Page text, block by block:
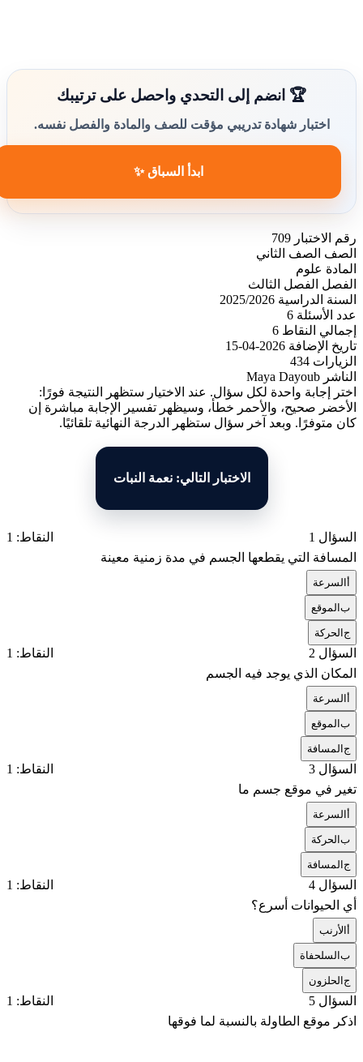
🏆 انضم إلى التحدي واحصل على ترتيبك
اختبار شهادة تدريبي مؤقت للصف والمادة والفصل نفسه.
ابدأ السباق ✨
رقم الاختبار 709
الصف
الصف الثاني
المادة
علوم
الفصل
الفصل الثالث
السنة الدراسية 2025/2026
عدد الأسئلة 6
إجمالي النقاط 6
تاريخ الإضافة 2026-04-15
الزيارات 434
الناشر Maya Dayoub
اختر إجابة واحدة لكل سؤال. عند الاختيار ستظهر النتيجة فورًا:
الأخضر صحيح، والأحمر خطأ، وسيظهر تفسير الإجابة مباشرة إن
كان متوفرًا. وبعد آخر سؤال ستظهر الدرجة النهائية تلقائيًا.
الاختبار التالي: نعمة النبات
السؤال 1
النقاط: 1
المسافة التي يقطعها الجسم في مدة زمنية معينة
السرعة
بالموقع
جالحركة
السؤال 2
النقاط: 1
المكان الذي يوجد فيه الجسم
السرعة
بالموقع
جالمسافة
السؤال 3
النقاط: 1
تغير في موقع جسم ما
السرعة
بالحركة
جالمسافة
السؤال 4
النقاط: 1
أي الحيوانات أسرع؟
الأرنب
بالسلحفاة
جالحلزون
السؤال 5
النقاط: 1
اذكر موقع الطاولة بالنسبة لما فوقها